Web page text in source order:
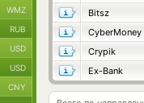
Bitsz
CyberMoney
Crypik
Ex-Bank
WMZ
RUB
USD
USD
CNY